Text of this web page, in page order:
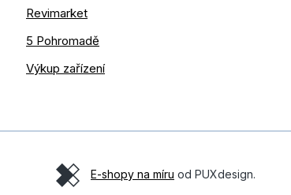
Revimarket
5 Pohromadě
Výkup zařízení
E-shopy na míru od PUXdesign.